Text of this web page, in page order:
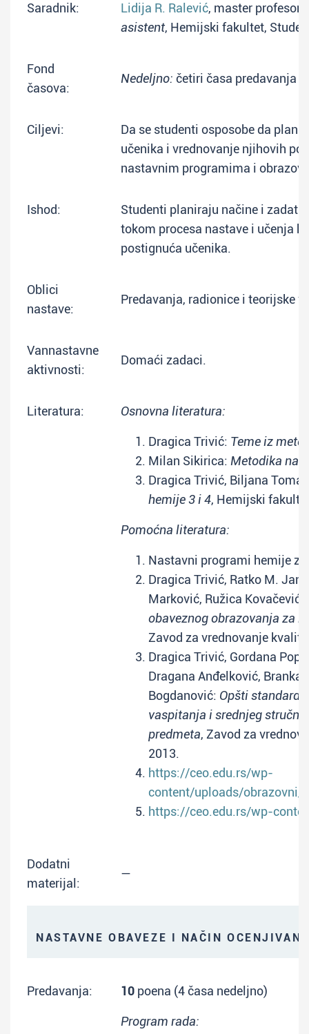
Saradnik: Lidija R. Ralević, master profesor
asistent, Hemijski fakultet,
Fond
časova:
Nedeljno: četiri časa predavanja
Ciljevi:
Da se studenti osposobe da
učenika i vrednovanje njihovih
nastavnim programima i
Ishod:
Studenti planiraju načine i
tokom procesa nastave i učenja
postignuća učenika.
Oblici
nastave:
Predavanja, radionice i teorijske
Vannastavne
aktivnosti:
Domaći zadaci.
Literatura: Osnovna literatura:
Dragica Trivić: Teme iz
Milan Sikirica: Metodika
Dragica Trivić, Biljana
hemije 3 i 4, Hemijski
Pomoćna literatura:
Nastavni programi hemije
Dragica Trivić, Ratko M.
Marković, Ružica
obaveznog obrazovanja za
Zavod za vrednovanje
Dragica Trivić, Gordana
Dragana Anđelković,
Bogdanović: Opšti standardi
vaspitanja i srednjeg
predmeta, Zavod za
2013.
https://ceo.edu.rs/wp-
content/uploads/
https://ceo.edu.rs/wp-
Dodatni
materijal:
—
NASTAVNE OBAVEZE I NAČIN
Predavanja: 10 poena (4 časa nedeljno)
Program rada: